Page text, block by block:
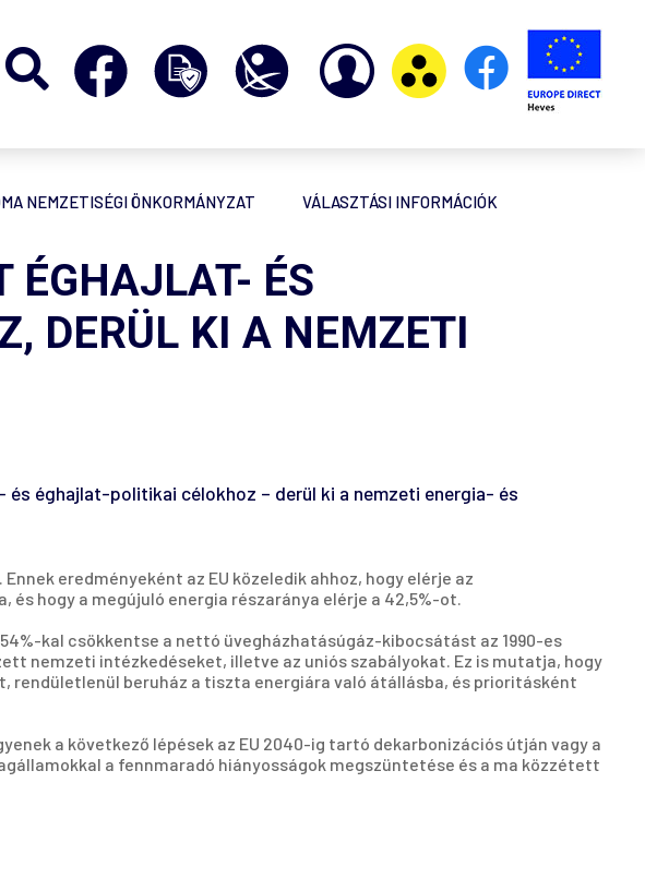
NEMZETISÉGI ÖNKORMÁNYZAT VÁLASZTÁSI INFORMÁCIÓK
ÉGHAJLAT- ÉS
DERÜL KI A NEMZETI
éghajlat-politikai célokhoz – derül ki a nemzeti energia- és
eredményeként az EU közeledik ahhoz, hogy elérje az
hogy a megújuló energia részaránya elérje a 42,5%-ot.
kal csökkentse a nettó üvegházhatásúgáz-kibocsátást az 1990-es
nemzeti intézkedéseket, illetve az uniós szabályokat. Ez is mutatja, hogy
beruház a tiszta energiára való átállásba, és prioritásként
a következő lépések az EU 2040-ig tartó dekarbonizációs útján vagy a
a fennmaradó hiányosságok megszüntetése és a ma közzétett